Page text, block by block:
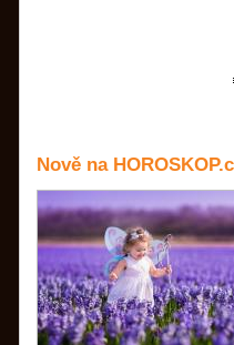
Nově na